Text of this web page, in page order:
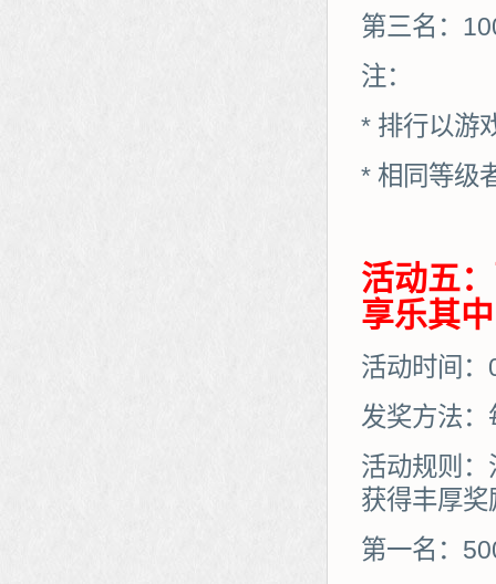
第三名：
注：
* 排行以游
* 相同等级
活动五
享乐其中
活动时间
发奖方法：
活动规则
获得丰厚
第一名：